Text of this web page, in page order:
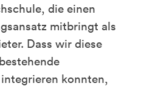
die einen
mitbringt als
Dass wir diese
konnten,